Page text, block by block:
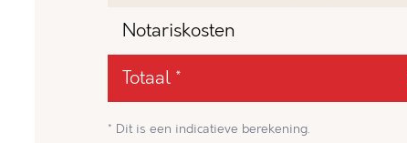
Notariskosten
Totaal *
* Dit is een indicatieve berekening.